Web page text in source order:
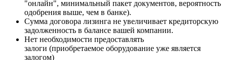
"онлайн", минимальный пакет документов, вероятность
одобрения выше, чем в банке).
Сумма договора лизинга не увеличивает кредиторскую
задолженность в балансе вашей компании.
Нет необходимости предоставлять
залоги (приобретаемое оборудование уже является
залогом)